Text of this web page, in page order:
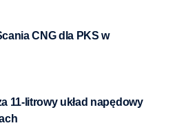
CNG dla PKS w
11-litrowy układ napędowy